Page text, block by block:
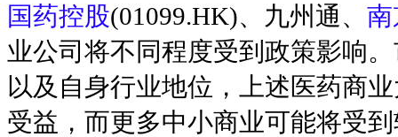
国药控股(01099.HK)、九州通、
业公司将不同程度受到政策影响
以及自身行业地位，上述医药商
受益，而更多中小商业可能将受